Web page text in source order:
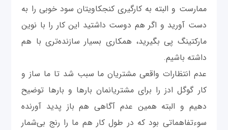
ممارست و البته به کارگیری کنجکاویتان سود خوبی را به
دست آورید و اگر هم دوست داشتید این کار را با نوین
مارکتینگ پی بگیرید، همکاری بسیار سازنده‌تری با هم
داشته باشیم.
عدم انتظارات واقعی مشتریان ما سبب شد تا ما ساز و
کار گوگل ادز را برای مشتریانمان بارها و بارها توضیح
دهیم و البته همین عدم آگاهی هم باز پدید آورنده
سوء‌تفاهماتی بود که در طول کار هم ما را رنج بی‌شمار